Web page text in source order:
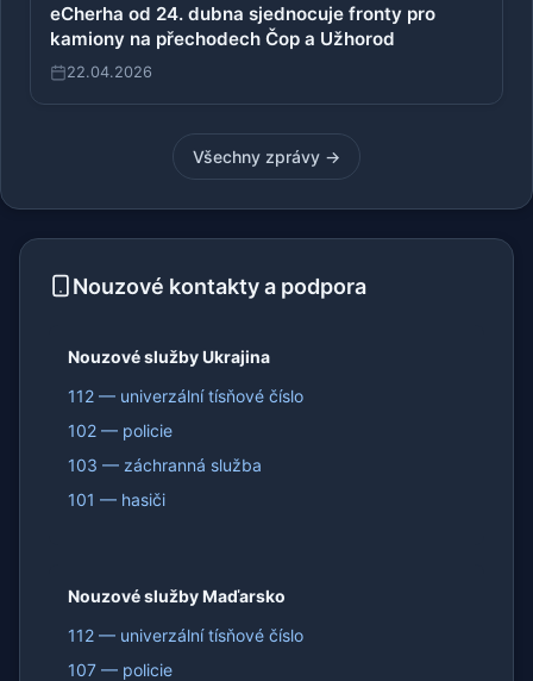
eCherha od 24. dubna sjednocuje fronty pro
kamiony na přechodech Čop a Užhorod
22.04.2026
Všechny zprávy →
Nouzové kontakty a podpora
Nouzové služby Ukrajina
112 — univerzální tísňové číslo
102 — policie
103 — záchranná služba
101 — hasiči
Nouzové služby Maďarsko
112 — univerzální tísňové číslo
107 — policie